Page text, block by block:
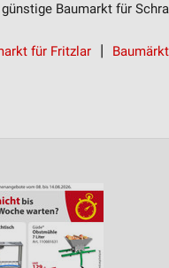
Baumarkt für
für Fritzlar